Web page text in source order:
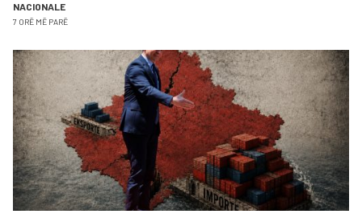
NACIONALE
7 ORË MË PARË